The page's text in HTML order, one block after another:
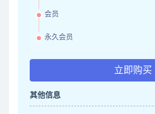
会员
永久会员
立即购买
其他信息